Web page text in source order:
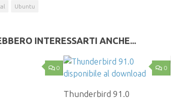
Ubuntu
INTERESSARTI ANCHE...
0 0
Thunderbird 91.0